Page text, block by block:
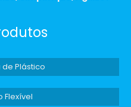
1
e a durabilidade do
adquirir o
Plástico
Flexível